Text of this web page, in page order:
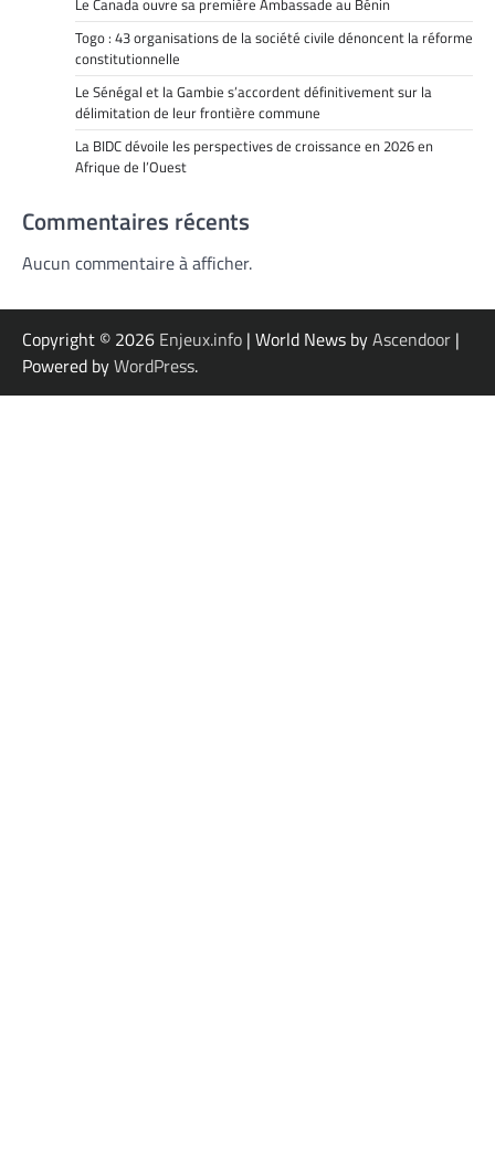
Togo : 43 organisations de la société civile dénoncent la réforme
constitutionnelle
Le Sénégal et la Gambie s’accordent définitivement sur la
délimitation de leur frontière commune
La BIDC dévoile les perspectives de croissance en 2026 en
Afrique de l’Ouest
Commentaires récents
Aucun commentaire à afficher.
Copyright © 2026 Enjeux.info | World News byAscendoor |
Powered byWordPress.